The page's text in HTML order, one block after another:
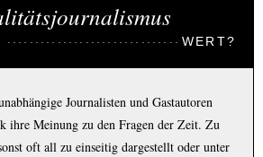
WERT?
Journalisten und Gastautoren
ihre Meinung zu den Fragen der Zeit. Zu
oft all zu einseitig dargestellt oder unter